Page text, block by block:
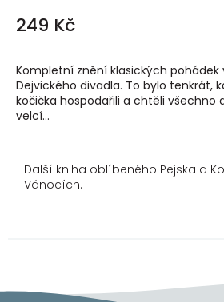
249 Kč
Kompletní znění klasických
Dejvického divadla. To bylo tenkrát,
kočička hospodařili a chtěli všechno
velcí...
Další kniha oblíbeného Pejska a
Vánocích.